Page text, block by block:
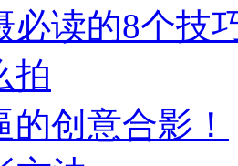
必读的8个技
拍
创意合影！